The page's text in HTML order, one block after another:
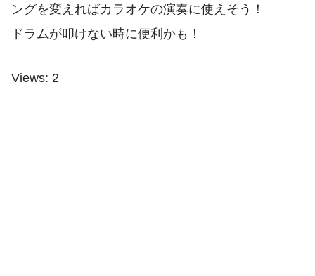
ングを変えればカラオケの演奏に使えそう！
ドラムが叩けない時に便利かも！
Views: 2